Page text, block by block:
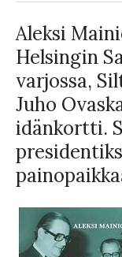
Aleksi
Helsingin
varjossa,
Juho
idänkortti.